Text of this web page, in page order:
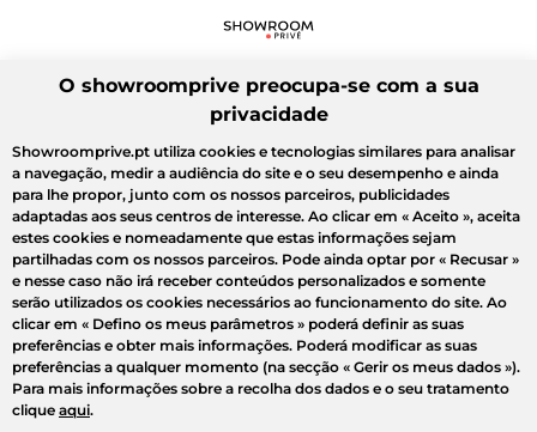
O showroomprive preocupa-se com a sua
privacidade
Showroomprive.pt utiliza cookies e tecnologias similares para analisar
a navegação, medir a audiência do site e o seu desempenho e ainda
para lhe propor, junto com os nossos parceiros, publicidades
adaptadas aos seus centros de interesse. Ao clicar em « Aceito », aceita
estes cookies e nomeadamente que estas informações sejam
partilhadas com os nossos parceiros. Pode ainda optar por « Recusar »
e nesse caso não irá receber conteúdos personalizados e somente
serão utilizados os cookies necessários ao funcionamento do site. Ao
clicar em « Defino os meus parâmetros » poderá definir as suas
preferências e obter mais informações. Poderá modificar as suas
preferências a qualquer momento (na secção « Gerir os meus dados »).
Para mais informações sobre a recolha dos dados e o seu tratamento
clique aqui.